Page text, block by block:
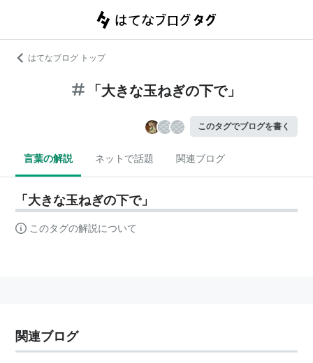
はてなブログ トップ
「大きな玉ねぎの下で」
このタグでブログを書く
言葉の解説 ネットで話題 関連ブログ
「大きな玉ねぎの下で」
このタグの解説について
関連ブログ